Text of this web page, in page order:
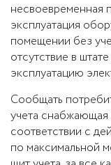
несвоевременная
эксплуатация
помещении без
отсутствие в
эксплуатацию
Сообщать
учета снабжающая
соответствии с
по максимальной